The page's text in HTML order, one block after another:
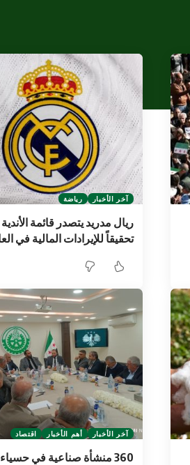
آخر الأخبار رياضة
ريال مدريد يتصدر قائمة الأندية
تحقيقاً للإيرادات المالية في
آخر الأخبار أهم الأخبار اقتصاد
360 منشأة صناعية في